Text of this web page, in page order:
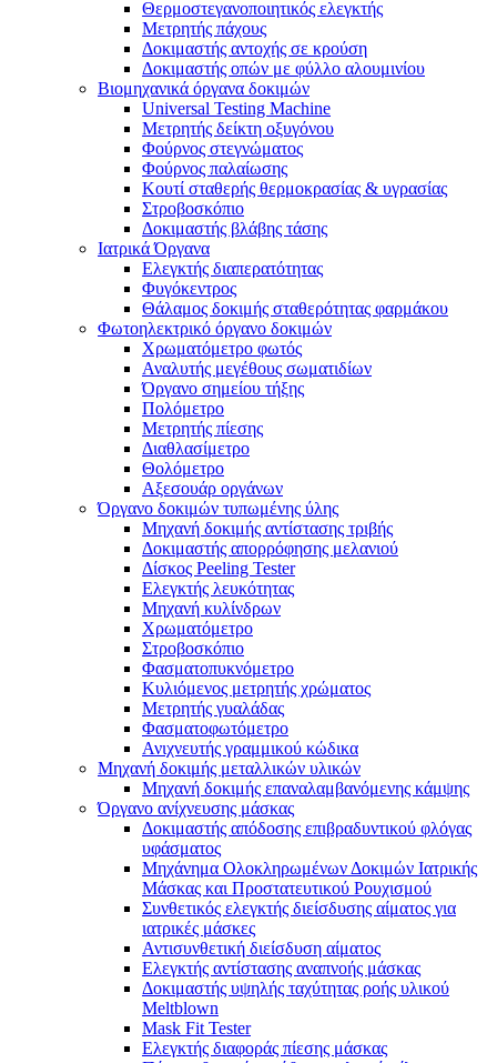
Θερμοστεγανοποιητικός ελεγκτής
Μετρητής πάχους
Δοκιμαστής αντοχής σε κρούση
Δοκιμαστής οπών με φύλλο αλουμινίου
Βιομηχανικά όργανα δοκιμών
Universal Testing Machine
Μετρητής δείκτη οξυγόνου
Φούρνος στεγνώματος
Φούρνος παλαίωσης
Κουτί σταθερής θερμοκρασίας & υγρασίας
Στροβοσκόπιο
Δοκιμαστής βλάβης τάσης
Ιατρικά Όργανα
Ελεγκτής διαπερατότητας
Φυγόκεντρος
Θάλαμος δοκιμής σταθερότητας φαρμάκου
Φωτοηλεκτρικό όργανο δοκιμών
Χρωματόμετρο φωτός
Αναλυτής μεγέθους σωματιδίων
Όργανο σημείου τήξης
Πολόμετρο
Μετρητής πίεσης
Διαθλασίμετρο
Θολόμετρο
Αξεσουάρ οργάνων
Όργανο δοκιμών τυπωμένης ύλης
Μηχανή δοκιμής αντίστασης τριβής
Δοκιμαστής απορρόφησης μελανιού
Δίσκος Peeling Tester
Ελεγκτής λευκότητας
Μηχανή κυλίνδρων
Χρωματόμετρο
Στροβοσκόπιο
Φασματοπυκνόμετρο
Κυλιόμενος μετρητής χρώματος
Μετρητής γυαλάδας
Φασματοφωτόμετρο
Ανιχνευτής γραμμικού κώδικα
Μηχανή δοκιμής μεταλλικών υλικών
Μηχανή δοκιμής επαναλαμβανόμενης κάμψης
Όργανο ανίχνευσης μάσκας
Δοκιμαστής απόδοσης επιβραδυντικού φλόγας
υφάσματος
Μηχάνημα Ολοκληρωμένων Δοκιμών Ιατρικής
Μάσκας και Προστατευτικού Ρουχισμού
Συνθετικός ελεγκτής διείσδυσης αίματος για
ιατρικές μάσκες
Αντισυνθετική διείσδυση αίματος
Ελεγκτής αντίστασης αναπνοής μάσκας
Δοκιμαστής υψηλής ταχύτητας ροής υλικού
Meltblown
Mask Fit Tester
Ελεγκτής διαφοράς πίεσης μάσκας